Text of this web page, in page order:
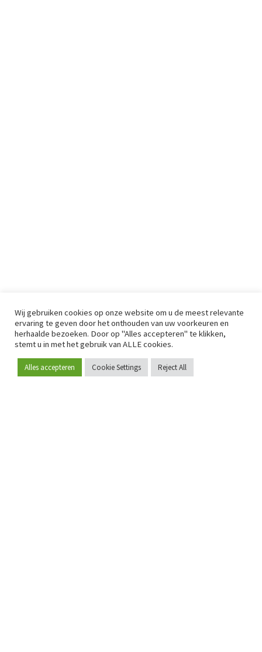
Word lid
Wij gebruiken cookies op onze website om u de meest relevante
ervaring te geven door het onthouden van uw voorkeuren en
herhaalde bezoeken. Door op "Alles accepteren" te klikken,
stemt u in met het gebruik van ALLE cookies.
Alles accepteren Cookie Settings Reject All